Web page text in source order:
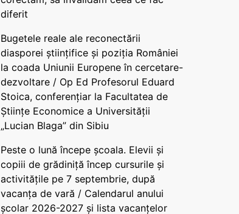
diferit
Bugetele reale ale reconectării
diasporei științifice și poziția României
la coada Uniunii Europene în cercetare-
dezvoltare / Op Ed Profesorul Eduard
Stoica, conferențiar la Facultatea de
Științe Economice a Universității
„Lucian Blaga” din Sibiu
Peste o lună începe școala. Elevii și
copiii de grădiniță încep cursurile și
activitățile pe 7 septembrie, după
vacanța de vară / Calendarul anului
școlar 2026-2027 și lista vacanțelor